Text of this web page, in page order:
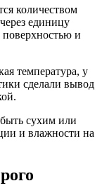
количеством
единицу
поверхностью и
температура, у
сделали вывод
сухим или
и влажности на